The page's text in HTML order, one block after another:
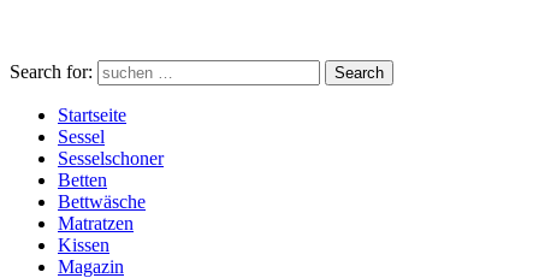
Search for: Search
Startseite
Sessel
Sesselschoner
Betten
Bettwäsche
Matratzen
Kissen
Magazin